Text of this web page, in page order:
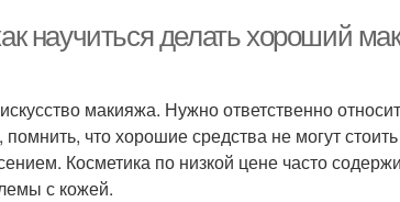
научиться делать хороший
макияжа. Нужно ответственно
что хорошие средства не могут
Косметика по низкой цене часто
с кожей.